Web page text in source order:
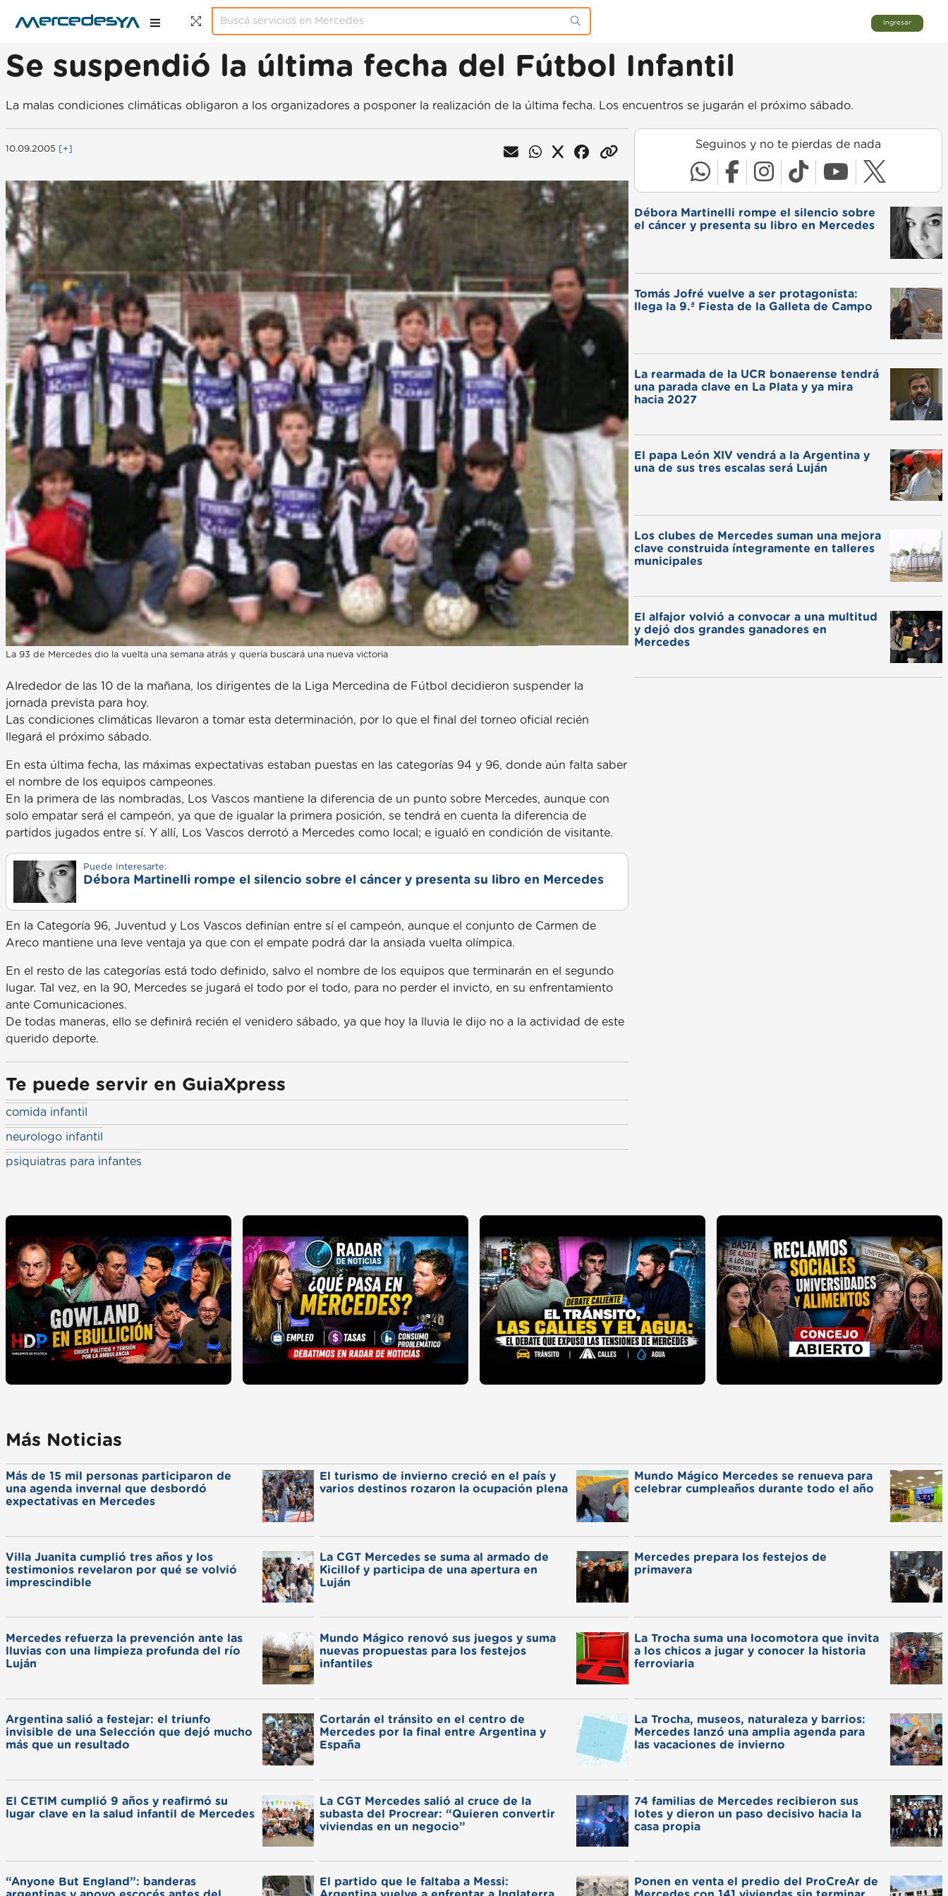
Ingresar
Se suspendió la última fecha del Fútbol Infantil
La malas condiciones climáticas obligaron a los organizadores a posponer la realización de la última fecha. Los encuentros se jugarán el próximo sábado.
10.09.2005 [+]
La 93 de Mercedes dio la vuelta una semana atrás y quería buscará una nueva victoria
Alrededor de las 10 de la mañana, los dirigentes de la Liga Mercedina de Fútbol decidieron suspender la
jornada prevista para hoy.
Las condiciones climáticas llevaron a tomar esta determinación, por lo que el final del torneo oficial recién
llegará el próximo sábado.
En esta última fecha, las máximas expectativas estaban puestas en las categorías 94 y 96, donde aún falta saber
el nombre de los equipos campeones.
En la primera de las nombradas, Los Vascos mantiene la diferencia de un punto sobre Mercedes, aunque con
solo empatar será el campeón, ya que de igualar la primera posición, se tendrá en cuenta la diferencia de
partidos jugados entre sí. Y allí, Los Vascos derrotó a Mercedes como local; e igualó en condición de visitante.
Puede Interesarte:
Débora Martinelli rompe el silencio sobre el cáncer y presenta su libro en Mercedes
En la Categoría 96, Juventud y Los Vascos definían entre sí el campeón, aunque el conjunto de Carmen de
Areco mantiene una leve ventaja ya que con el empate podrá dar la ansiada vuelta olímpica.
En el resto de las categorías está todo definido, salvo el nombre de los equipos que terminarán en el segundo
lugar. Tal vez, en la 90, Mercedes se jugará el todo por el todo, para no perder el invicto, en su enfrentamiento
ante Comunicaciones.
De todas maneras, ello se definirá recién el venidero sábado, ya que hoy la lluvia le dijo no a la actividad de este
querido deporte.
Te puede servir en GuiaXpress
comida infantil
neurologo infantil
psiquiatras para infantes
Seguinos y no te pierdas de nada
Débora Martinelli rompe el silencio sobre
el cáncer y presenta su libro en Mercedes
Tomás Jofré vuelve a ser protagonista:
llega la 9.ª Fiesta de la Galleta de Campo
La rearmada de la UCR bonaerense tendrá
una parada clave en La Plata y ya mira
hacia 2027
El papa León XIV vendrá a la Argentina y
una de sus tres escalas será Luján
Los clubes de Mercedes suman una mejora
clave construida íntegramente en talleres
municipales
El alfajor volvió a convocar a una multitud
y dejó dos grandes ganadores en
Mercedes
Más Noticias
Más de 15 mil personas participaron de
una agenda invernal que desbordó
expectativas en Mercedes
El turismo de invierno creció en el país y
varios destinos rozaron la ocupación plena
Mundo Mágico Mercedes se renueva para
celebrar cumpleaños durante todo el año
Villa Juanita cumplió tres años y los
testimonios revelaron por qué se volvió
imprescindible
La CGT Mercedes se suma al armado de
Kicillof y participa de una apertura en
Luján
Mercedes prepara los festejos de
primavera
Mercedes refuerza la prevención ante las
lluvias con una limpieza profunda del río
Luján
Mundo Mágico renovó sus juegos y suma
nuevas propuestas para los festejos
infantiles
La Trocha suma una locomotora que invita
a los chicos a jugar y conocer la historia
ferroviaria
Argentina salió a festejar: el triunfo
invisible de una Selección que dejó mucho
más que un resultado
Cortarán el tránsito en el centro de
Mercedes por la final entre Argentina y
España
La Trocha, museos, naturaleza y barrios:
Mercedes lanzó una amplia agenda para
las vacaciones de invierno
El CETIM cumplió 9 años y reafirmó su
lugar clave en la salud infantil de Mercedes
La CGT Mercedes salió al cruce de la
subasta del Procrear: “Quieren convertir
viviendas en un negocio”
74 familias de Mercedes recibieron sus
lotes y dieron un paso decisivo hacia la
casa propia
“Anyone But England”: banderas
El partido que le faltaba a Messi:
Ponen en venta el predio del ProCreAr de